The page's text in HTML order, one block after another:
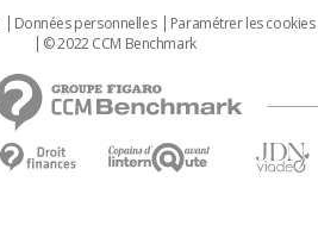
Données personnelles Paramétrer les cookies
© 2022 CCM Benchmark